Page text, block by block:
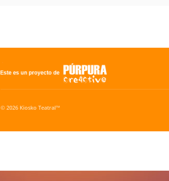
© 2026 Kiosko Teatral™